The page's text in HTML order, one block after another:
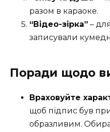
разом в караоке.
“Відео-зірка” –
записували
Поради щодо
Враховуйте
щоб підпис був
образливим.